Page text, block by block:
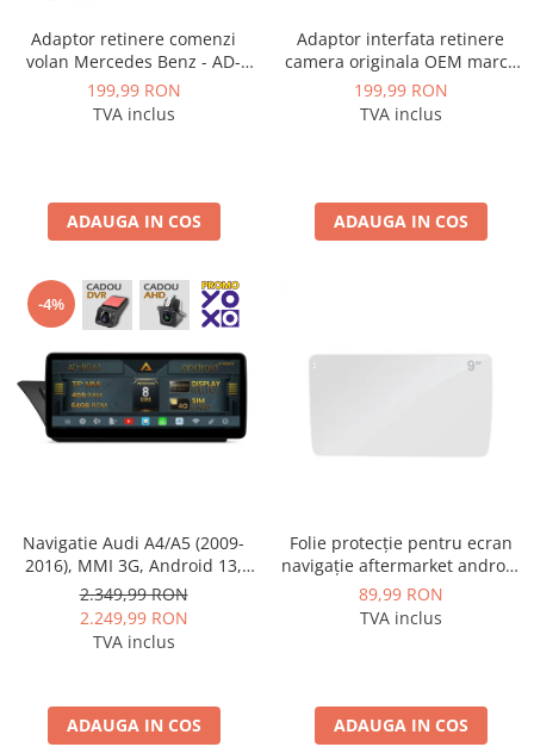
Adaptor retinere comenzi
volan Mercedes Benz - AD-
BGRKIT407-C
199,99 RON
TVA inclus
ADAUGA IN COS
Adaptor interfata retinere
camera originala OEM marca
VAG Volkswagen, Skoda - AD-
BGCWCOEM
199,99 RON
TVA inclus
ADAUGA IN COS
-4%
Navigatie Audi A4/A5 (2009-
2016), MMI 3G, Android 13,
MB-Octacore, 4GB RAM +
64GB ROM, 12.3 Inch - AD-
BGAA12004H+AD-
BGRKITA4002
2.349,99 RON
2.249,99 RON
TVA inclus
ADAUGA IN COS
Folie protecție pentru ecran
navigație aftermarket android
9 inch - AD-BGCF9
89,99 RON
TVA inclus
ADAUGA IN COS